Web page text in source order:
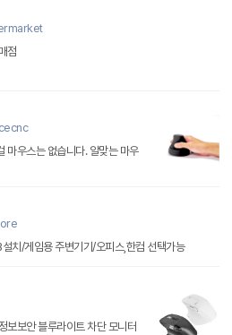
점
마우스는 없습니다. 알맞는 마우
치/게임용 주변기기/오피스,한컴 선택가능
보보안 블루라이트 차단 모니터